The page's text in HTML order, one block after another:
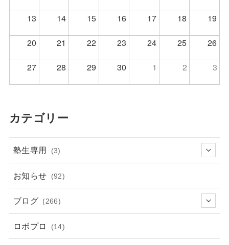
13 14 15 16 17 18 19
20 21 22 23 24 25 26
27 28 29 30 1 2 3
カテゴリー
塾生専用 (3)
お知らせ (92)
ブログ (266)
ロボプロ (14)